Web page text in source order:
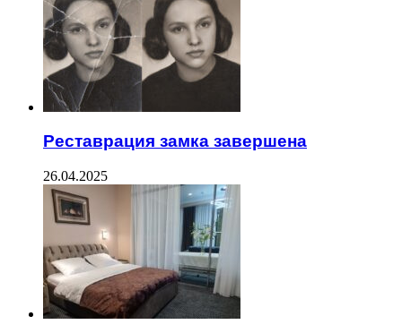
Реставрация замка завершена
26.04.2025